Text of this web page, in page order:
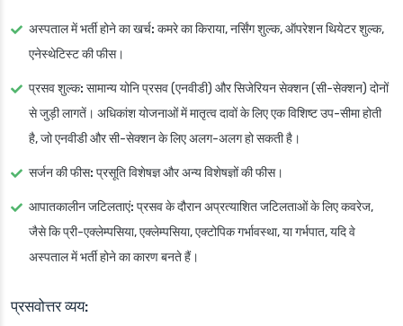
अस्पताल में भर्ती होने का खर्च: कमरे का किराया, नर्सिंग शुल्क, ऑपरेशन थियेटर शुल्क,
एनेस्थेटिस्ट की फीस।
प्रसव शुल्क: सामान्य योनि प्रसव (एनवीडी) और सिजेरियन सेक्शन (सी-सेक्शन) दोनों
से जुड़ी लागतें। अधिकांश योजनाओं में मातृत्व दावों के लिए एक विशिष्ट उप-सीमा होती
है, जो एनवीडी और सी-सेक्शन के लिए अलग-अलग हो सकती है।
सर्जन की फीस: प्रसूति विशेषज्ञ और अन्य विशेषज्ञों की फीस।
आपातकालीन जटिलताएं: प्रसव के दौरान अप्रत्याशित जटिलताओं के लिए कवरेज,
जैसे कि प्री-एक्लेम्पसिया, एक्लेम्पसिया, एक्टोपिक गर्भावस्था, या गर्भपात, यदि वे
अस्पताल में भर्ती होने का कारण बनते हैं।
प्रसवोत्तर व्यय: